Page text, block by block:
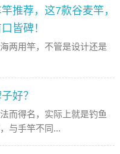
推荐，这7款谷麦竿，
皆碑！
两用竿，不管是设计还是
好？
而得名，实际上就是钓鱼
与手竿不同...